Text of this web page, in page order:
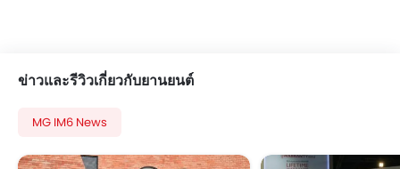
ข่าวและรีวิวเกี่ยวกับยานยนต์
MG IM6 News